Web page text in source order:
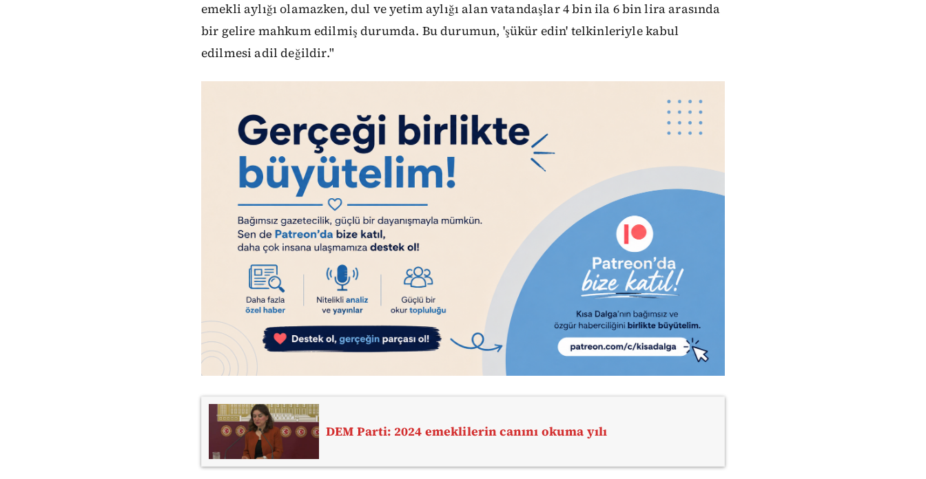
emekli aylığı olamazken, dul ve yetim aylığı alan vatandaşlar 4 bin ila 6 bin lira arasında
bir gelire mahkum edilmiş durumda. Bu durumun, 'şükür edin' telkinleriyle kabul
edilmesi adil değildir."
DEM Parti: 2024 emeklilerin canını okuma yılı